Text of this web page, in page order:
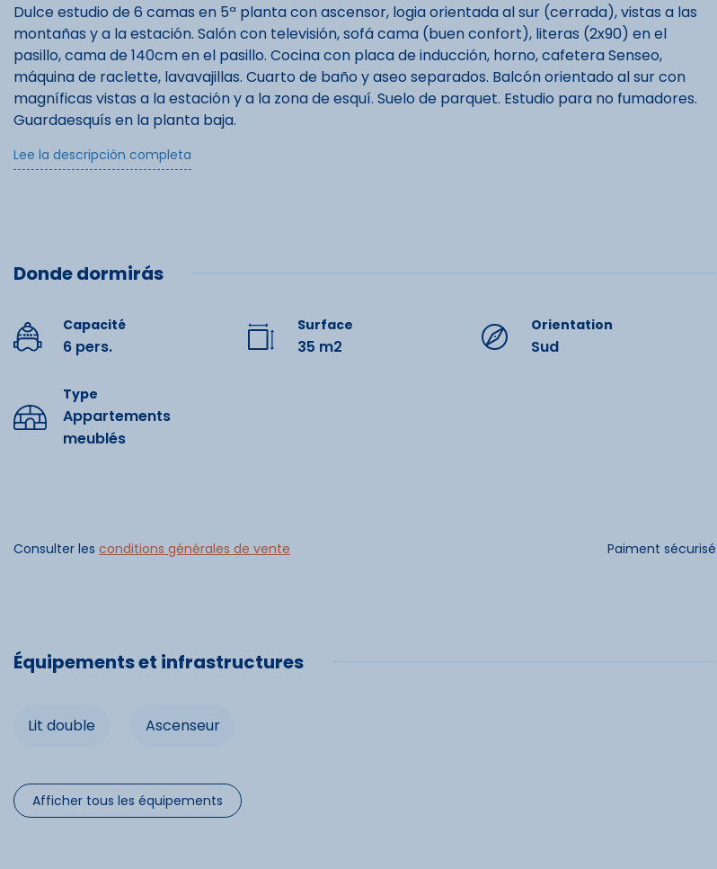
Dulce estudio de 6 camas en 5ª planta con ascensor, logia orientada al sur (cerrada), vistas a las
montañas y a la estación. Salón con televisión, sofá cama (buen confort), literas (2x90) en el
pasillo, cama de 140cm en el pasillo. Cocina con placa de inducción, horno, cafetera Senseo,
máquina de raclette, lavavajillas. Cuarto de baño y aseo separados. Balcón orientado al sur con
magníficas vistas a la estación y a la zona de esquí. Suelo de parquet. Estudio para no fumadores.
Guardaesquís en la planta baja.
primeros remontes.
Extras opcionales: alquiler de ropa de cama, alquiler de minibox Wi-Fi y limpieza de final de estancia.
Depósito de 260 € por transferencia bancaria o a través de la página web de swickly.
Lee la descripción completa
Donde dormirás
Capacité
6 pers.
Surface
35 m2
Orientation
Sud
Type
Appartements
meublés
Consulter les conditions générales de vente Paiment sécurisé
Équipements et infrastructures
Lit double Ascenseur
Afficher tous les équipements
Équipements